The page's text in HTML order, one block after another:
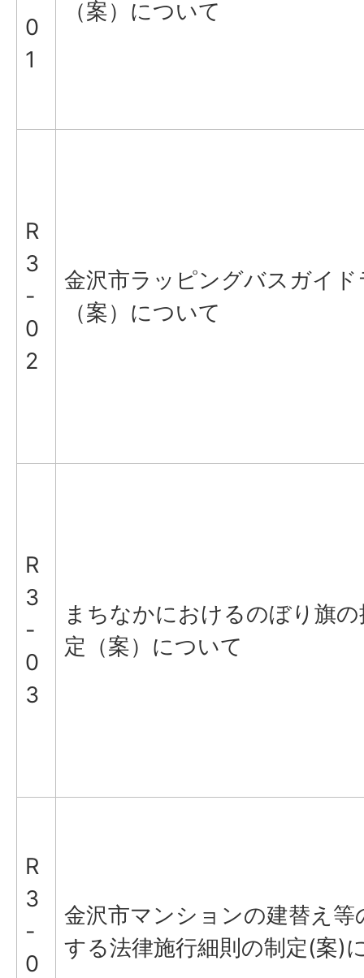
0
1
（案）について
R
3
-
0
2
金沢市ラッピングバスガイ
（案）について
R
3
-
0
3
まちなかにおけるのぼり旗
定（案）について
R
3
-
0
金沢市マンションの建替え等
する法律施行細則の制定(案)